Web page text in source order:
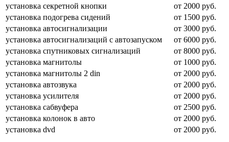
установка секретной кнопки
от 2000 руб.
установка подогрева сидений
от 1500 руб.
установка автосигнализации
от 3000 руб.
установка автосигнализаций с автозапуском
от 6000 руб.
установка спутниковых сигнализаций
от 8000 руб.
установка магнитолы
от 1000 руб.
установка магнитолы 2 din
от 2000 руб.
установка автозвука
от 2000 руб.
установка усилителя
от 2000 руб.
установка сабвуфера
от 2500 руб.
установка колонок в авто
от 2000 руб.
установка dvd
от 2000 руб.